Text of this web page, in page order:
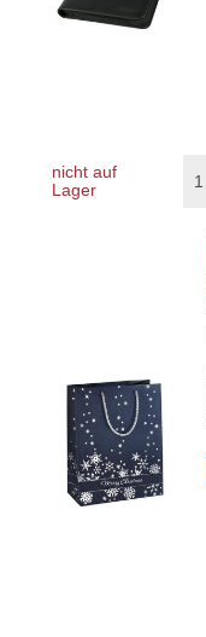
nicht auf
Lager